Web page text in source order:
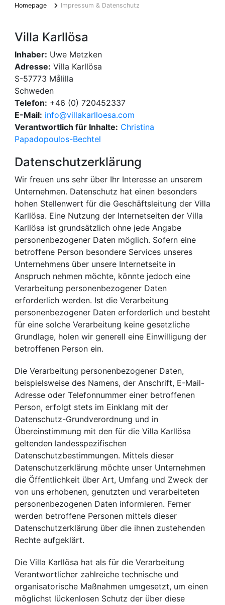
Homepage Impressum & Datenschutz
Villa Karllösa
Inhaber: Uwe Metzken
Adresse: Villa Karllösa
S-57773 Målilla
Schweden
Telefon: +46 (0) 720452337
E-Mail: info@villakarlloesa.com
Verantwortlich für Inhalte: Christina
Papadopoulos-Bechtel
Datenschutzerklärung
Wir freuen uns sehr über Ihr Interesse an unserem
Unternehmen. Datenschutz hat einen besonders
hohen Stellenwert für die Geschäftsleitung der Villa
Karllösa. Eine Nutzung der Internetseiten der Villa
Karllösa ist grundsätzlich ohne jede Angabe
personenbezogener Daten möglich. Sofern eine
betroffene Person besondere Services unseres
Unternehmens über unsere Internetseite in
Anspruch nehmen möchte, könnte jedoch eine
Verarbeitung personenbezogener Daten
erforderlich werden. Ist die Verarbeitung
personenbezogener Daten erforderlich und besteht
für eine solche Verarbeitung keine gesetzliche
Grundlage, holen wir generell eine Einwilligung der
betroffenen Person ein.
Die Verarbeitung personenbezogener Daten,
beispielsweise des Namens, der Anschrift, E-Mail-
Adresse oder Telefonnummer einer betroffenen
Person, erfolgt stets im Einklang mit der
Datenschutz-Grundverordnung und in
Übereinstimmung mit den für die Villa Karllösa
geltenden landesspezifischen
Datenschutzbestimmungen. Mittels dieser
Datenschutzerklärung möchte unser Unternehmen
die Öffentlichkeit über Art, Umfang und Zweck der
von uns erhobenen, genutzten und verarbeiteten
personenbezogenen Daten informieren. Ferner
werden betroffene Personen mittels dieser
Datenschutzerklärung über die ihnen zustehenden
Rechte aufgeklärt.
Die Villa Karllösa hat als für die Verarbeitung
Verantwortlicher zahlreiche technische und
organisatorische Maßnahmen umgesetzt, um einen
möglichst lückenlosen Schutz der über diese